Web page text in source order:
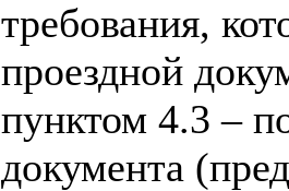
требования,
проездной
пунктом 4.3 –
документа